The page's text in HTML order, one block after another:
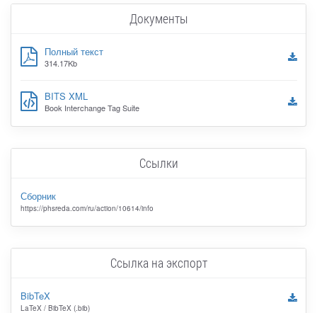
Документы
Полный текст
314.17Kb
BITS XML
Book Interchange Tag Suite
Ссылки
Сборник
https://phsreda.com/ru/action/10614/info
Ссылка на экспорт
BibTeX
LaTeX / BibTeX (.bib)